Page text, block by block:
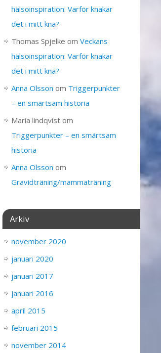
hälsoinspiration: Varför knakar
det i mitt knä?
Thomas Spjelke om Veckans
hälsoinspiration: Varför knakar
det i mitt knä?
Anna Olsson om Triggerpunkter
– en smärtsam historia
Maria lindqvist om
Triggerpunkter – en smärtsam
historia
Anna Olsson om
Gravidträning/mammaträning
Arkiv
november 2020
januari 2020
januari 2017
januari 2016
april 2015
februari 2015
november 2014